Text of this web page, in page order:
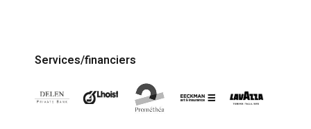
Services/financiers